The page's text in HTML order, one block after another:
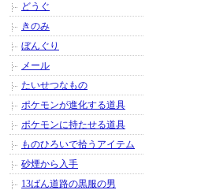
どうぐ
きのみ
ぼんぐり
メール
たいせつなもの
ポケモンが進化する道具
ポケモンに持たせる道具
ものひろいで拾うアイテム
砂煙から入手
13ばん道路の黒服の男